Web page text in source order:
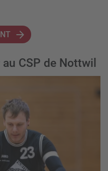
CSP de Nottwil